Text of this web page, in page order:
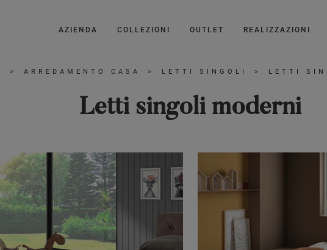
AZIENDA COLLEZIONI OUTLET REALIZZAZIONI
> ARREDAMENTO CASA > LETTI SINGOLI > LETTI
Letti singoli moderni